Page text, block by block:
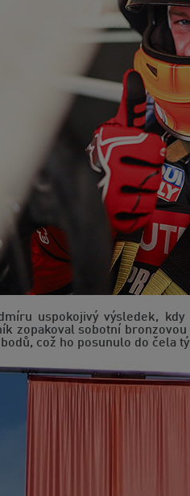
uspokojivý výsledek,
zopakoval sobotní
což ho posunulo do čela